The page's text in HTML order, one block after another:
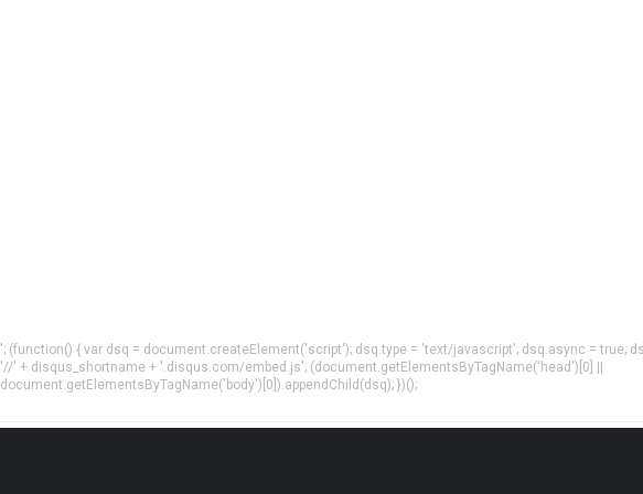
'; (function() { var dsq = document.createElement('script'); dsq.type = 'text/javascript'; dsq.async = true;
'//' + disqus_shortname + '.disqus.com/embed.js'; (document.getElementsByTagName('head')[0] ||
document.getElementsByTagName('body')[0]).appendChild(dsq); })();